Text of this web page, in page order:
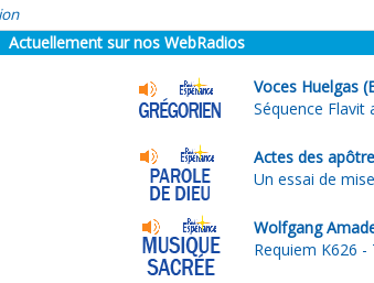
Actuellement sur nos WebRadios
Voces Huelgas
Séquence Flavit
Actes des
Un essai de
Wolfgang
Requiem K626 -